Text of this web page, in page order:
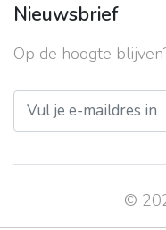
Contact
Over ons
Privacy beleid
Nieuwsbrief
Op de hoogte
©